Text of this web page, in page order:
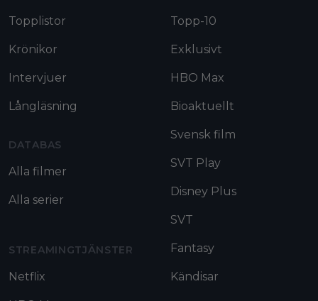
Topplistor
Krönikor
Intervjuer
Långläsning
DATABAS
Alla filmer
Alla serier
STREAMINGTJÄNSTER
Netflix
Topp-10
Exklusivt
HBO Max
Bioaktuellt
Svensk film
SVT Play
Disney Plus
SVT
Fantasy
Kändisar